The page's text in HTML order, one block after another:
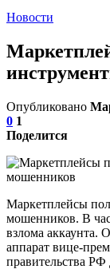
Новости
Опубликовано
0 1
Поделится
Маркетплейсы
мошенников. В
взлома аккаунта.
аппарат вице-
правительства